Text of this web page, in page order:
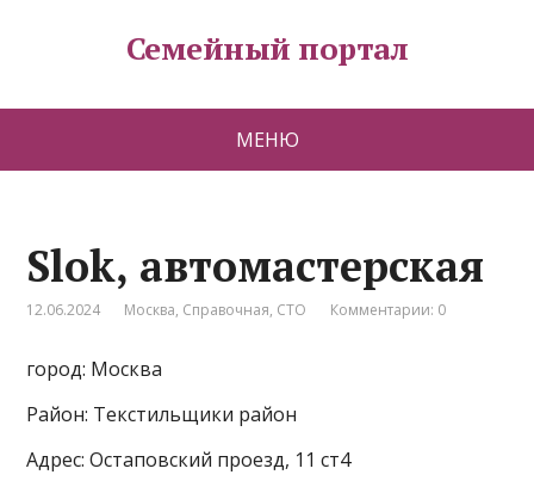
Семейный портал
МЕНЮ
Slok, автомастерская
12.06.2024 Москва, Справочная, СТО Комментарии: 0
город: Москва
Район: Текстильщики район
Адрес: Остаповский проезд, 11 ст4